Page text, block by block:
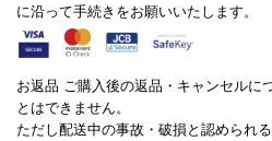
に沿って手続きをお願いいたします。
お返品 ご購入後の返品・キャンセルに
とはできません。
ただし配送中の事故・破損と認められ